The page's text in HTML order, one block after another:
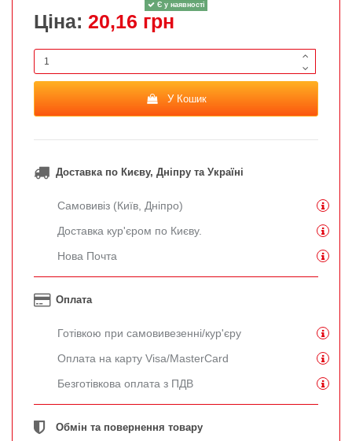
Є у наявності
Ціна: 20,16 грн
У Кошик
Доставка по Києву, Дніпру та Україні
Самовивіз (Київ, Дніпро)
Доставка кур'єром по Києву.
Нова Почта
Оплата
Готівкою при самовивезенні/кур'єру
Оплата на карту Visa/MasterCard
Безготівкова оплата з ПДВ
Обмін та повернення товару